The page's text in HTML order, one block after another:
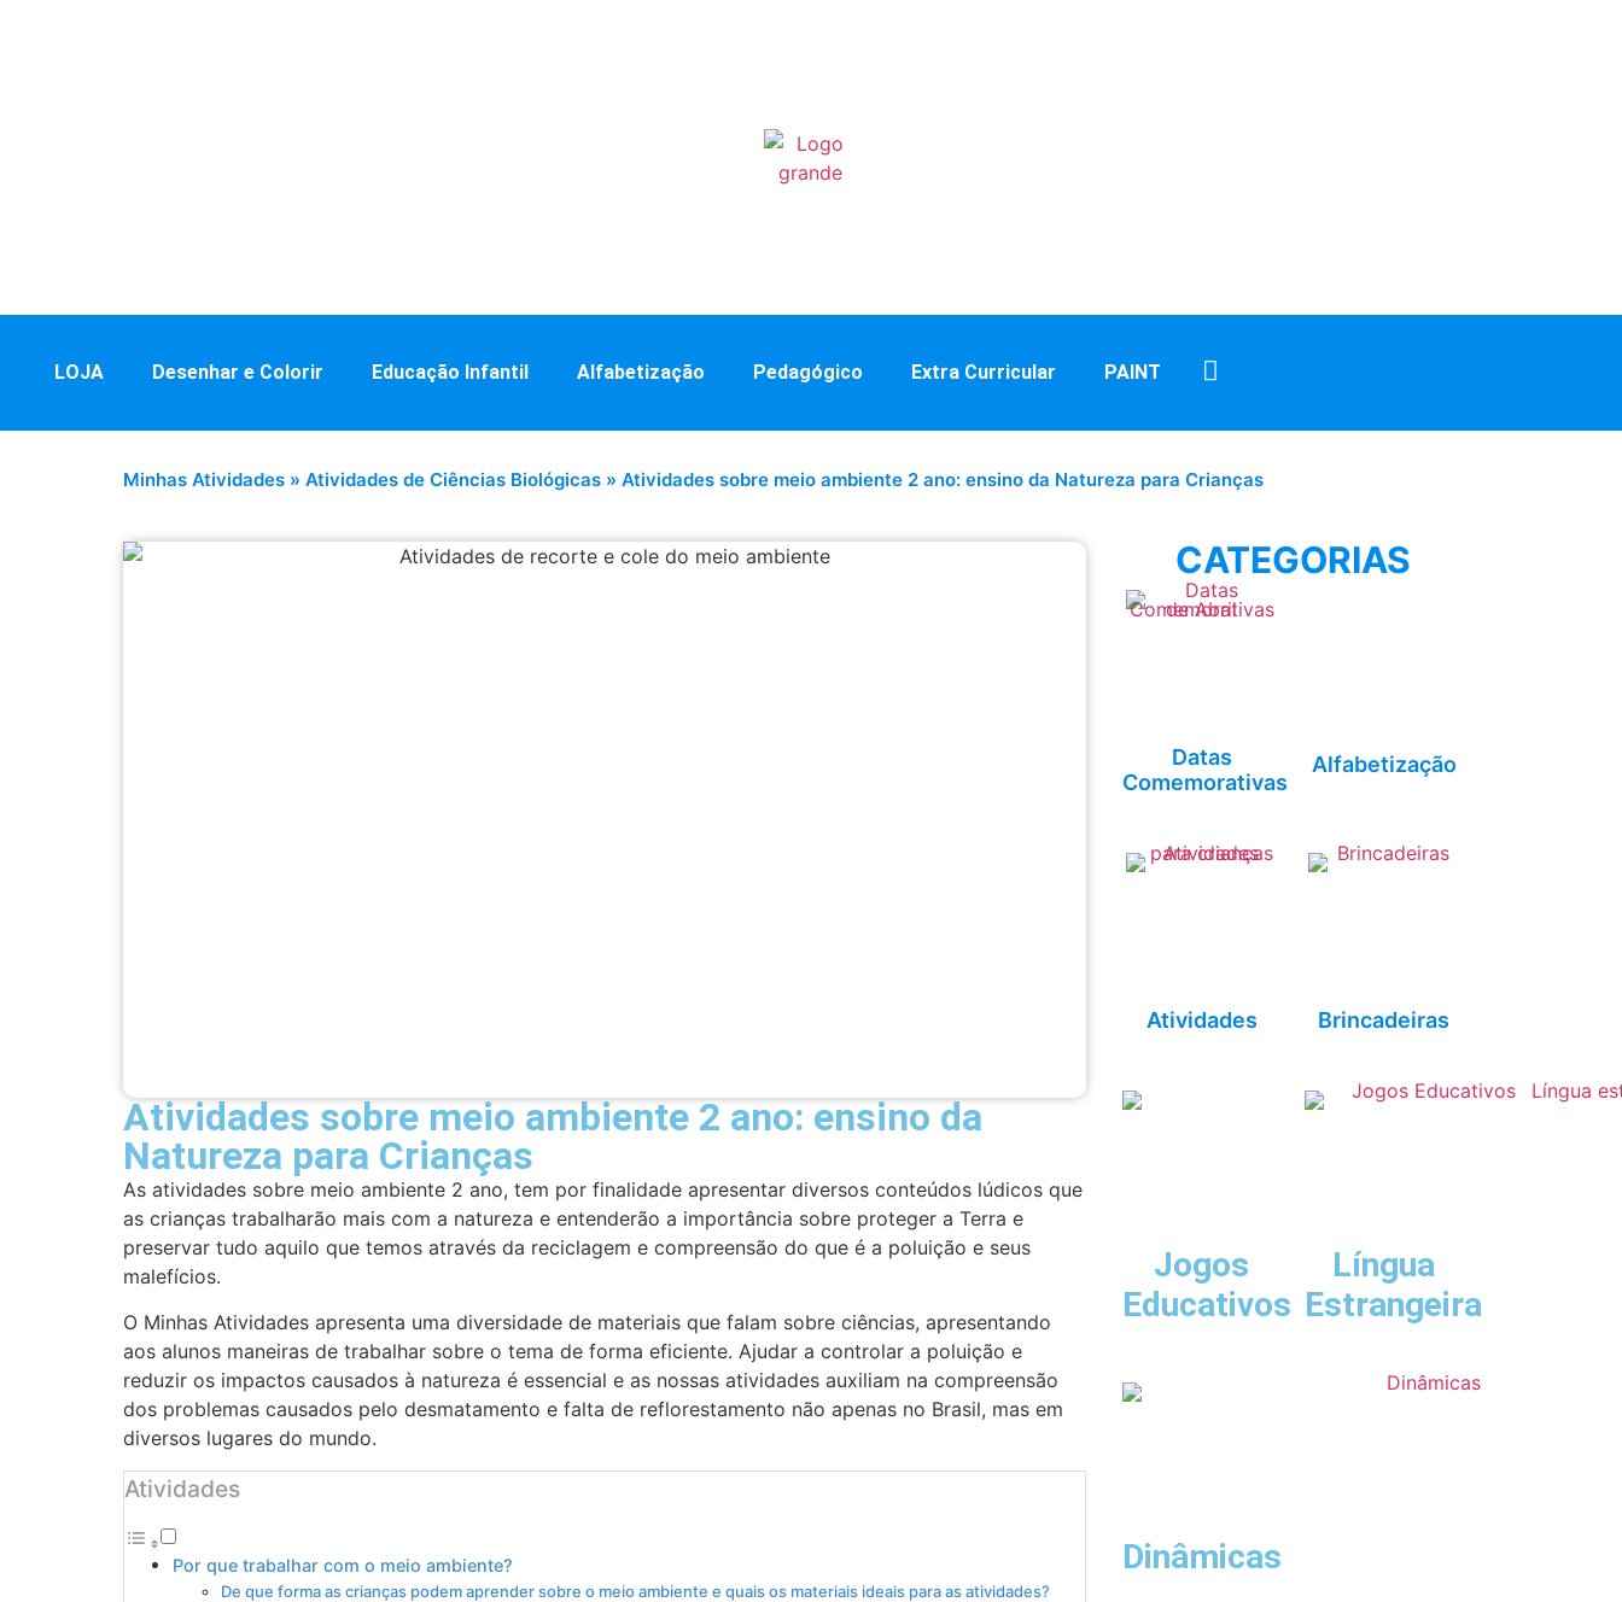
LOJA Desenhar e Colorir Educação Infantil Alfabetização Pedagógico Extra Curricular PAINT
Minhas Atividades » Atividades de Ciências Biológicas » Atividades sobre meio ambiente 2 ano: ensino da Natureza para Crianças
Atividades sobre meio ambiente 2 ano: ensino da
Natureza para Crianças
As atividades sobre meio ambiente 2 ano, tem por finalidade apresentar diversos conteúdos lúdicos que
as crianças trabalharão mais com a natureza e entenderão a importância sobre proteger a Terra e
preservar tudo aquilo que temos através da reciclagem e compreensão do que é a poluição e seus
malefícios.
O Minhas Atividades apresenta uma diversidade de materiais que falam sobre ciências, apresentando
aos alunos maneiras de trabalhar sobre o tema de forma eficiente. Ajudar a controlar a poluição e
reduzir os impactos causados à natureza é essencial e as nossas atividades auxiliam na compreensão
dos problemas causados pelo desmatamento e falta de reflorestamento não apenas no Brasil, mas em
diversos lugares do mundo.
Atividades
Por que trabalhar com o meio ambiente?
De que forma as crianças podem aprender sobre o meio ambiente e quais os materiais ideais para as atividades?
CATEGORIAS
Datas
Comemorativas
Alfabetização
Atividades Brincadeiras
Jogos
Educativos
Língua
Estrangeira
Dinâmicas